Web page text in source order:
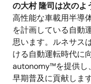
の大村 隆司は次のよ
高性能な車載用半導
を計画している自動
思います。ルネサス
ける自動運転時代に
autonomy™を提供し
早期普及に貢献しま